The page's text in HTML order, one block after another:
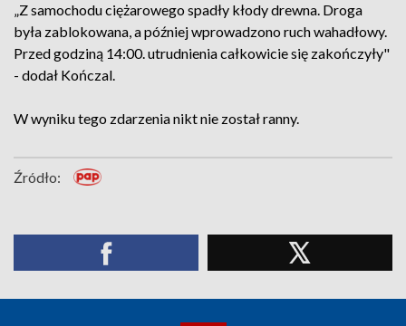
„Z samochodu ciężarowego spadły kłody drewna. Droga
była zablokowana, a później wprowadzono ruch wahadłowy.
Przed godziną 14:00. utrudnienia całkowicie się zakończyły"
- dodał Kończal.
W wyniku tego zdarzenia nikt nie został ranny.
Źródło: